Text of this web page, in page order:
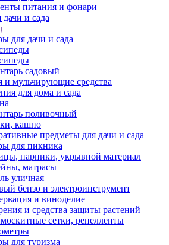
питания и фонари
и сада
для дачи и сада
садовый
и мульчирующие средства
для дома и сада
поливочный
кашпо
предметы для дачи и сада
для пикника
парники, укрывной материал
матрасы
уличная
бензо и электроинструмент
и виноделие
и средства защиты растений
сетки, репелленты
для туризма